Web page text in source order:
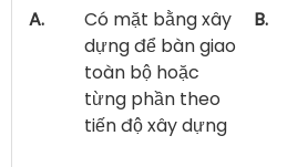
A.
Có mặt bằng xây
dựng để bàn giao
toàn bộ hoặc
từng phần theo
tiến độ xây dựng
B.